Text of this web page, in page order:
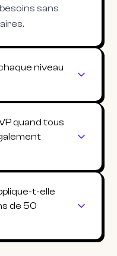
sans
niveau
quand tous
t-elle
de 50